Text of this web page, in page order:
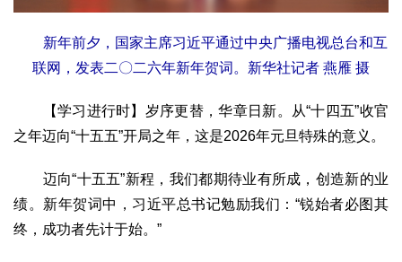
装备制造 智能制造 制造2025 大国工匠
科教
三农
国防
国防建设 军民融合 兵器装备
新年前夕，国家主席习近平通过中央广播电视总台和互
联网，发表二〇二六年新年贺词。新华社记者 燕雁 摄
【学习进行时】岁序更替，华章日新。从“十四五”收官
之年迈向“十五五”开局之年，这是2026年元旦特殊的意义。
迈向“十五五”新程，我们都期待业有所成，创造新的业
绩。新年贺词中，习近平总书记勉励我们：“锐始者必图其
终，成功者先计于始。”